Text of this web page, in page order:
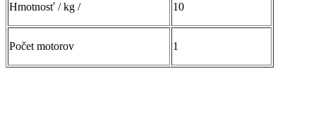
Hmotnosť / kg / 10
Počet motorov 1